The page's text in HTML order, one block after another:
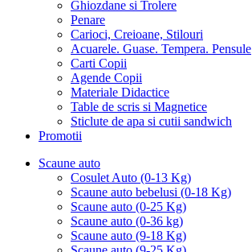
Ghiozdane si Trolere
Penare
Carioci, Creioane, Stilouri
Acuarele. Guase. Tempera. Pensule
Carti Copii
Agende Copii
Materiale Didactice
Table de scris si Magnetice
Sticlute de apa si cutii sandwich
Promotii
Scaune auto
Cosulet Auto (0-13 Kg)
Scaune auto bebelusi (0-18 Kg)
Scaune auto (0-25 Kg)
Scaune auto (0-36 kg)
Scaune auto (9-18 Kg)